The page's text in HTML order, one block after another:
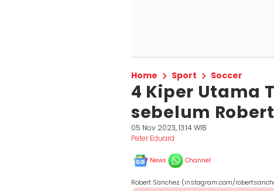
Home Sport Soccer
4 Kiper Utama
sebelum
05 Nov 2023, 13:14 WIB
Peter Eduard
News Channel
Robert Sanchez (instagram.com/